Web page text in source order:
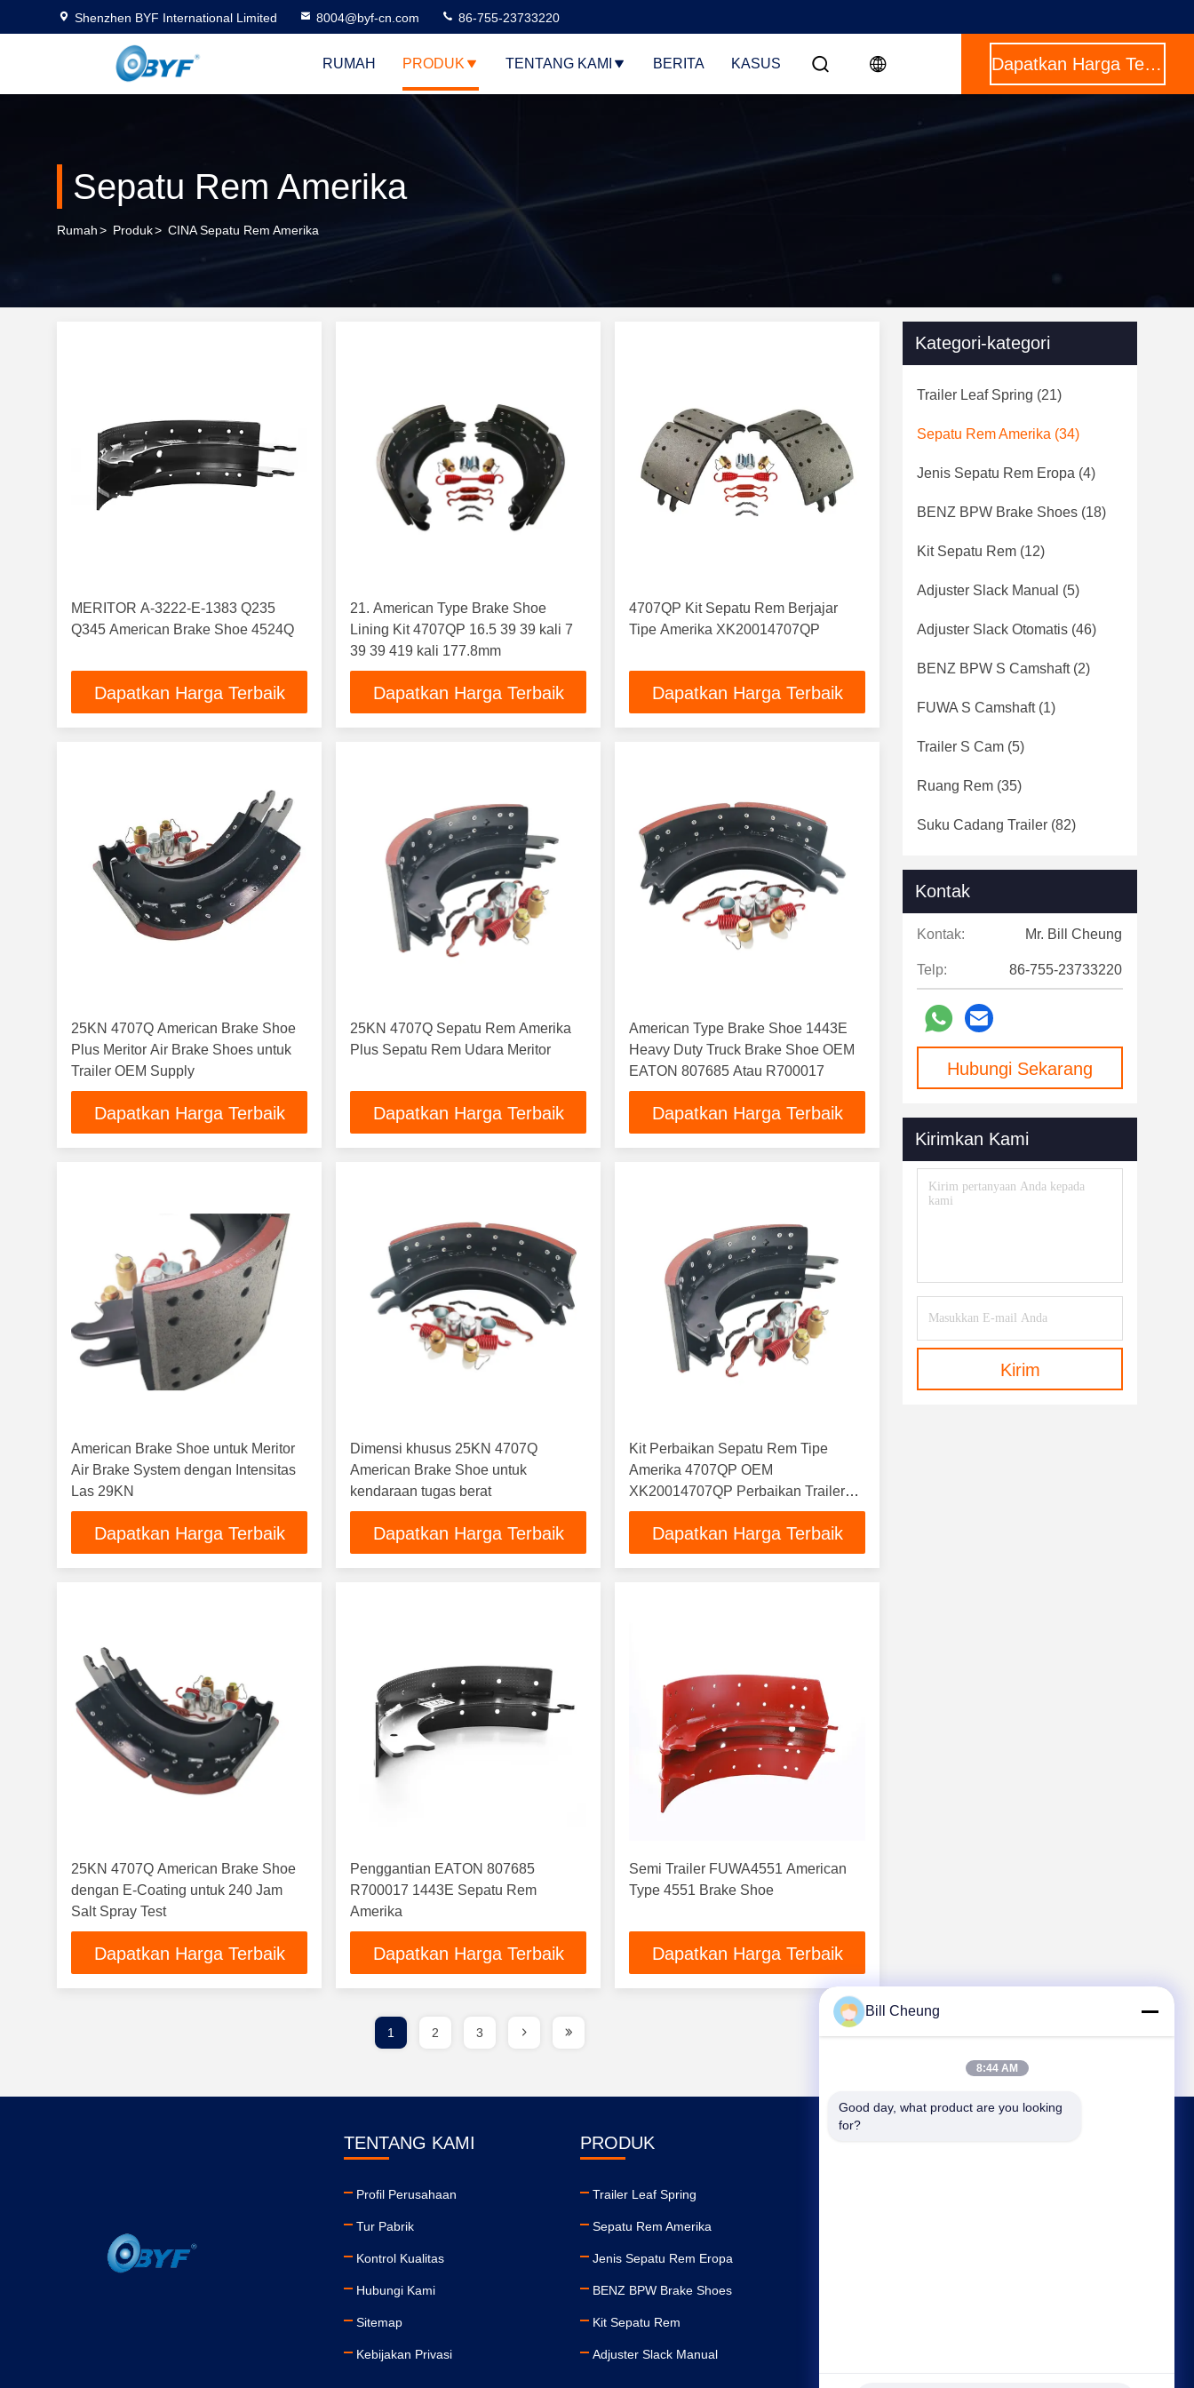
Shenzhen BYF International Limited 8004@byf-cn.com 86-755-23733220
RUMAH PRODUK TENTANG KAMI BERITA KASUS Dapatkan Harga Terbaik
Sepatu Rem Amerika
Rumah> Produk> CINA Sepatu Rem Amerika
MERITOR A-3222-E-1383 Q235
Q345 American Brake Shoe 4524Q
Dapatkan Harga Terbaik
21. American Type Brake Shoe
Lining Kit 4707QP 16.5 39 39 kali 7
39 39 419 kali 177.8mm
Dapatkan Harga Terbaik
4707QP Kit Sepatu Rem Berjajar
Tipe Amerika XK20014707QP
Dapatkan Harga Terbaik
25KN 4707Q American Brake Shoe
Plus Meritor Air Brake Shoes untuk
Trailer OEM Supply
Dapatkan Harga Terbaik
25KN 4707Q Sepatu Rem Amerika
Plus Sepatu Rem Udara Meritor
Dapatkan Harga Terbaik
American Type Brake Shoe 1443E
Heavy Duty Truck Brake Shoe OEM
EATON 807685 Atau R700017
Dapatkan Harga Terbaik
American Brake Shoe untuk Meritor
Air Brake System dengan Intensitas
Las 29KN
Dapatkan Harga Terbaik
Dimensi khusus 25KN 4707Q
American Brake Shoe untuk
kendaraan tugas berat
Dapatkan Harga Terbaik
Kit Perbaikan Sepatu Rem Tipe
Amerika 4707QP OEM
XK20014707QP Perbaikan Trailer
Tugas Berat
Dapatkan Harga Terbaik
25KN 4707Q American Brake Shoe
dengan E-Coating untuk 240 Jam
Salt Spray Test
Dapatkan Harga Terbaik
Penggantian EATON 807685
R700017 1443E Sepatu Rem
Amerika
Dapatkan Harga Terbaik
Semi Trailer FUWA4551 American
Type 4551 Brake Shoe
Dapatkan Harga Terbaik
Kategori-kategori
Trailer Leaf Spring (21)
Sepatu Rem Amerika (34)
Jenis Sepatu Rem Eropa (4)
BENZ BPW Brake Shoes (18)
Kit Sepatu Rem (12)
Adjuster Slack Manual (5)
Adjuster Slack Otomatis (46)
BENZ BPW S Camshaft(2)
FUWA S Camshaft(1)
Trailer S Cam (5)
Ruang Rem (35)
Suku Cadang Trailer (82)
Kontak
Kontak: Mr. Bill Cheung
Telp: 86-755-23733220
Hubungi Sekarang
Kirimkan Kami
Kirim
1 2 3
TENTANG KAMI
Profil Perusahaan
Tur Pabrik
Kontrol Kualitas
Hubungi Kami
Sitemap
Kebijakan Privasi
PRODUK
Trailer Leaf Spring
Sepatu Rem Amerika
Jenis Sepatu Rem Eropa
BENZ BPW Brake Shoes
Kit Sepatu Rem
Adjuster Slack Manual
Bill Cheung
8:44 AM
Good day, what product are you looking
for?